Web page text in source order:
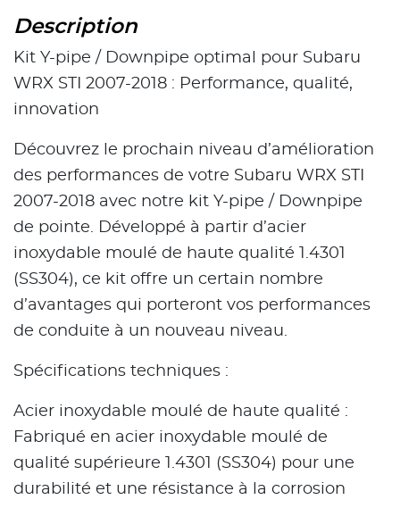
Description
Kit Y-pipe / Downpipe optimal pour Subaru
WRX STI 2007-2018 : Performance, qualité,
innovation
Découvrez le prochain niveau d’amélioration
des performances de votre Subaru WRX STI
2007-2018 avec notre kit Y-pipe / Downpipe
de pointe. Développé à partir d’acier
inoxydable moulé de haute qualité 1.4301
(SS304), ce kit offre un certain nombre
d’avantages qui porteront vos performances
de conduite à un nouveau niveau.
Spécifications techniques :
Acier inoxydable moulé de haute qualité :
Fabriqué en acier inoxydable moulé de
qualité supérieure 1.4301 (SS304) pour une
durabilité et une résistance à la corrosion